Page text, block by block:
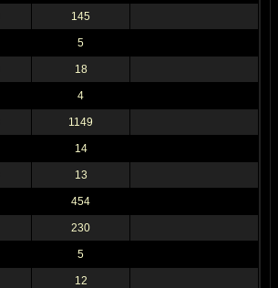
145
5
18
4
1149
14
13
454
230
5
12